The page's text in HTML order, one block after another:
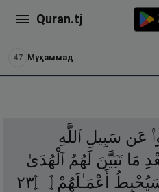
Quran.tj
47 Муҳаммад
عَن سَبِيلِ ٱللَّهِ
مَا تَبَيَّنَ لَهُمُ ٱلْهُدَىٰ
أَعْمَـٰلَهُمْ ۝٣٢